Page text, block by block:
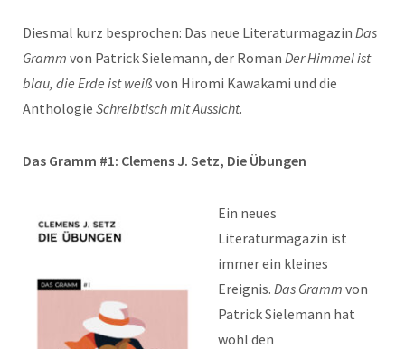
Diesmal kurz besprochen: Das neue Literaturmagazin Das
Gramm von Patrick Sielemann, der Roman Der Himmel ist
blau, die Erde ist weiß von Hiromi Kawakami und die
Anthologie Schreibtisch mit Aussicht.
Das Gramm #1: Clemens J. Setz, Die Übungen
Ein neues
Literaturmagazin ist
immer ein kleines
Ereignis. Das Gramm von
Patrick Sielemann hat
wohl den